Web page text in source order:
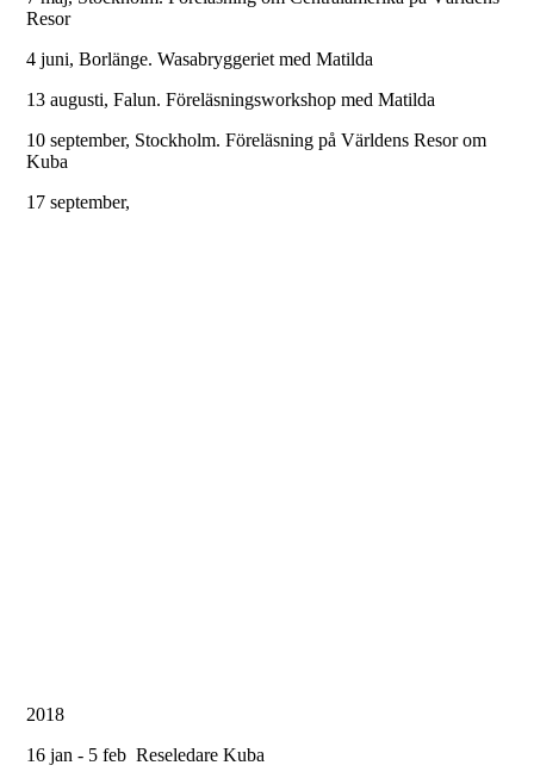
Resor
4 juni, Borlänge. Wasabryggeriet med Matilda
13 augusti, Falun. Föreläsningsworkshop med Matilda
10 september, Stockholm. Föreläsning på Världens Resor om
Kuba
17 september,
2018
16 jan - 5 feb Reseledare Kuba